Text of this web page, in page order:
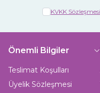
KVKK
Önemli Bilgiler
Teslimat Koşulları
Üyelik Sözleşmesi